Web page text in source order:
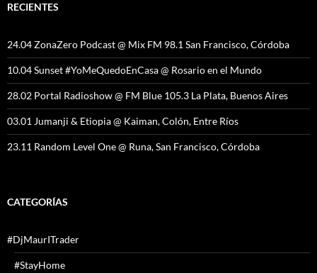
RECIENTES
24.04 ZonaZero Podcast @ Mix FM 98.1 San Francisco, Córdoba
10.04 Sunset #YoMeQuedoEnCasa @ Rosario en el Mundo
28.02 Portal Radioshow @ FM Blue 105.3 La Plata, Buenos Aires
03.01 Jumanji & Etiopia @ Kaiman, Colón, Entre Ríos
23.11 Random Level One @ Runa, San Francisco, Córdoba
CATEGORÍAS
#DjMaurITrader
#StayHome